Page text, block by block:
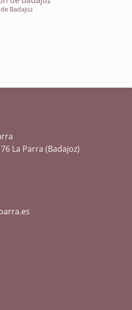
Badajoz
La Parra (Badajoz)